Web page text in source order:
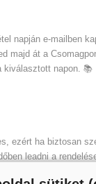
napján e-mailben
majd át a
kiválasztott napon. 📚
ezért ha biztosan
leadni a